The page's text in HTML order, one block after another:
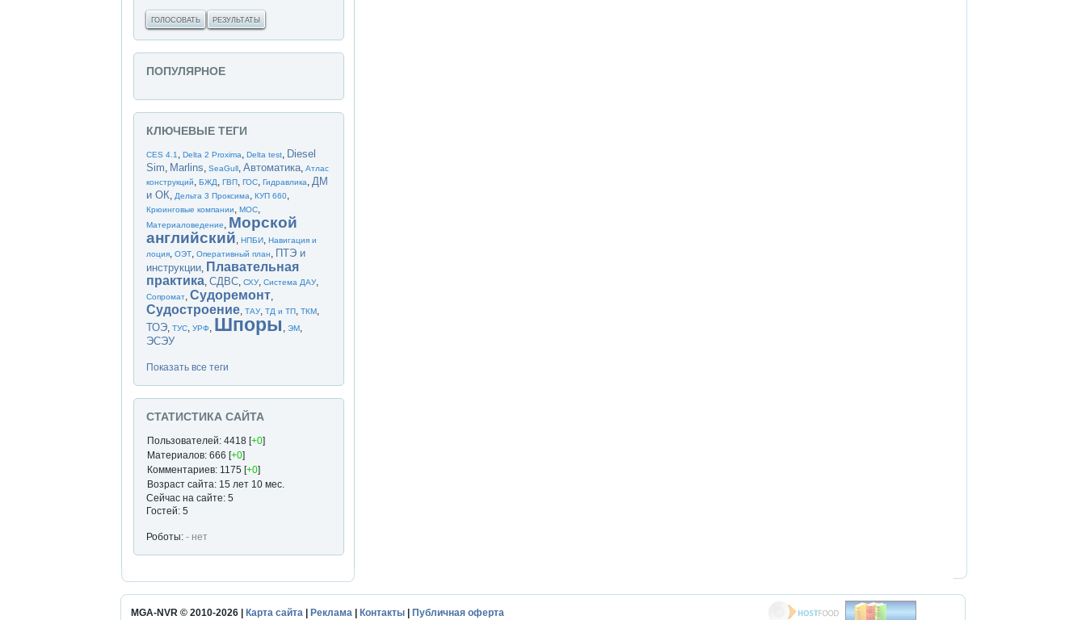
ГОЛОСОВАТЬ РЕЗУЛЬТАТЫ
ПОПУЛЯРНОЕ
КЛЮЧЕВЫЕ ТЕГИ
CES 4.1, Delta 2 Proxima, Delta test, Diesel
Sim, Marlins, SeaGull, Автоматика, Атлас
конструкций, БЖД, ГВП, ГОС, Гидравлика, ДМ
и ОК, Дельта 3 Проксима, КУП 660,
Крюинговые компании, МОС,
Материаловедение, Морской
английский, НПБИ, Навигация и
лоция, ОЭТ, Оперативный план, ПТЭ и
инструкции, Плавательная
практика, СДВС, СХУ, Система ДАУ,
Сопромат, Судоремонт,
Судостроение, ТАУ, ТД и ТП, ТКМ,
ТОЭ, ТУС, УРФ, Шпоры , ЭМ,
ЭСЭУ
Показать все теги
СТАТИСТИКА САЙТА
Пользователей: 4418 [+0]
Материалов: 666 [+0]
Комментариев: 1175 [+0]
Возраст сайта: 15 лет 10 мес.
Сейчас на сайте: 5
Гостей: 5
Роботы: - нет
MGA-NVR © 2010-2026 | Карта сайта Реклама Контакты Публичная оферта